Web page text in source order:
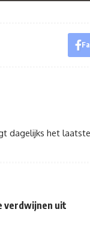
dagelijks het
verdwijnen uit